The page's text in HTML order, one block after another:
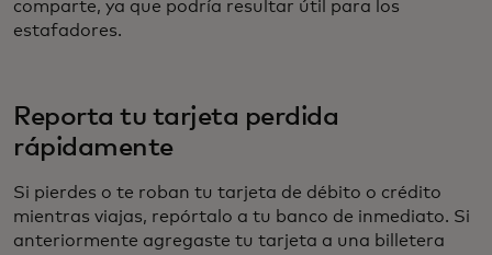
comparte, ya que podría resultar útil para los
estafadores.
Reporta tu tarjeta perdida
rápidamente
Si pierdes o te roban tu tarjeta de débito o crédito
mientras viajas, repórtalo a tu banco de inmediato. Si
anteriormente agregaste tu tarjeta a una billetera